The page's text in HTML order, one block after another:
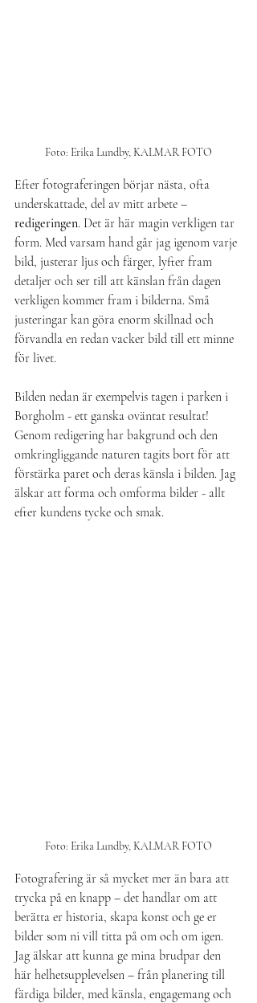
Foto: Erika Lundby, KALMAR FOTO
Efter fotograferingen börjar nästa, ofta
underskattade, del av mitt arbete –
redigeringen. Det är här magin verkligen tar
form. Med varsam hand går jag igenom varje
bild, justerar ljus och färger, lyfter fram
detaljer och ser till att känslan från dagen
verkligen kommer fram i bilderna. Små
justeringar kan göra enorm skillnad och
förvandla en redan vacker bild till ett minne
för livet.
Bilden nedan är exempelvis tagen i parken i
Borgholm - ett ganska oväntat resultat!
Genom redigering har bakgrund och den
omkringliggande naturen tagits bort för att
förstärka paret och deras känsla i bilden. Jag
älskar att forma och omforma bilder - allt
efter kundens tycke och smak.
Foto: Erika Lundby, KALMAR FOTO
Fotografering är så mycket mer än bara att
trycka på en knapp – det handlar om att
berätta er historia, skapa konst och ge er
bilder som ni vill titta på om och om igen.
Jag älskar att kunna ge mina brudpar den
här helhetsupplevelsen – från planering till
färdiga bilder, med känsla, engagemang och